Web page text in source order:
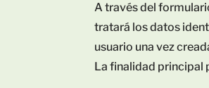
A través del
tratará los datos
usuario una vez
La finalidad principal